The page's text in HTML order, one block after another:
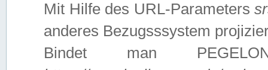
Mit Hilfe des URL-Parameters
anderes Bezugsssystem
Bindet man